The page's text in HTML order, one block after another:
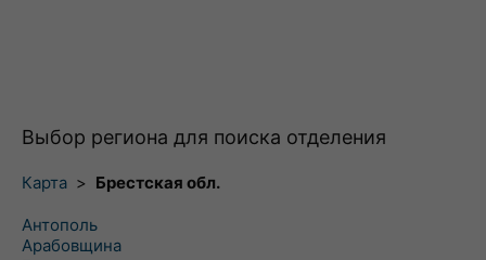
Выбор региона для поиска отделения
Карта > Брестская обл.
Антополь
Арабовщина